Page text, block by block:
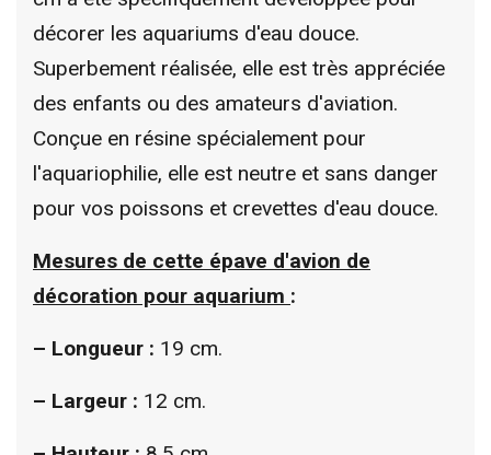
décorer les aquariums d'eau douce.
Superbement réalisée, elle est très appréciée
des enfants ou des amateurs d'aviation.
Conçue en résine spécialement pour
l'aquariophilie, elle est neutre et sans danger
pour vos poissons et crevettes d'eau douce.
Mesures de cette épave d'avion de
décoration pour aquarium :
– Longueur : 19 cm.
– Largeur : 12 cm.